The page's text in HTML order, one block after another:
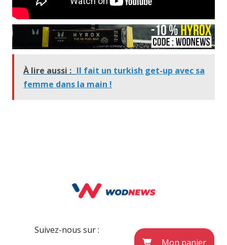
À lire aussi : Il fait un turkish get-up avec sa
femme dans la main !
Suivez-nous sur :
Mon panier